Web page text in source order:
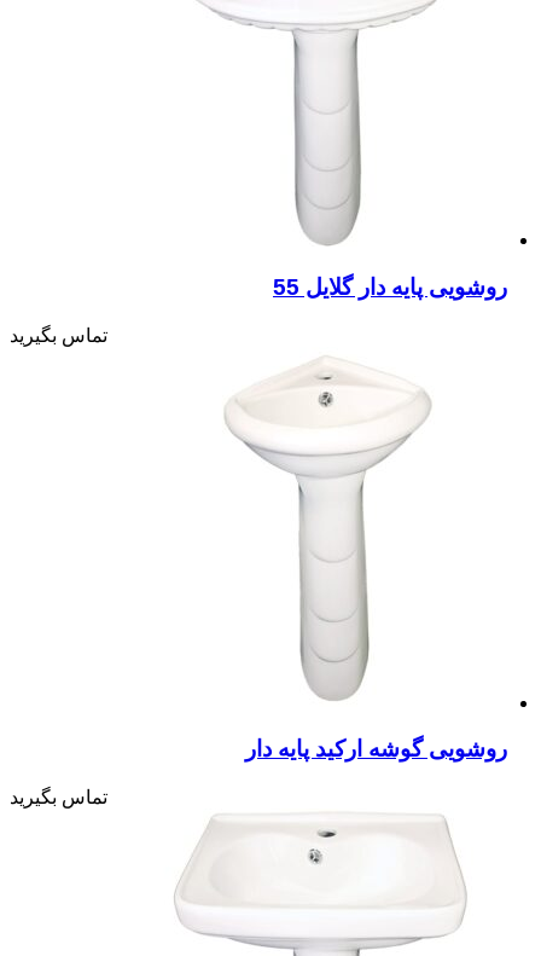
روشویی پایه دار گلایل 55
تماس بگیرید
روشویی گوشه ارکید پایه دار
تماس بگیرید